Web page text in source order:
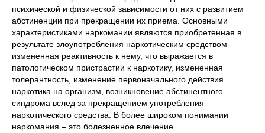
психической и физической зависимости от них с развитием
абстиненции при прекращении их приема. Основными
характеристиками наркомании являются приобретенная в
результате злоупотребления наркотическим средством
измененная реактивность к нему, что выражается в
патологическом пристрастии к наркотику, измененная
толерантность, изменение первоначального действия
наркотика на организм, возникновение абстинентного
синдрома вслед за прекращением употребления
наркотического средства. В более широком понимании
наркомания – это болезненное влечение